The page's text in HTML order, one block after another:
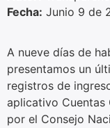
Fecha: Junio 9 de
A nueve días de
presentamos un
registros de
aplicativo Cuentas
por el Consejo